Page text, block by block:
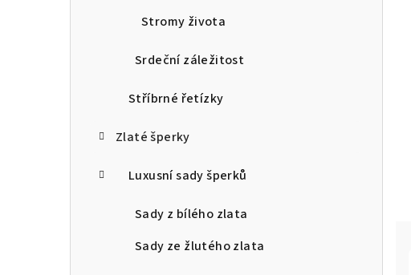
Stromy života
Srdeční záležitost
Stříbrné řetízky
Zlaté šperky
Luxusní sady šperků
Sady z bílého zlata
Sady ze žlutého zlata